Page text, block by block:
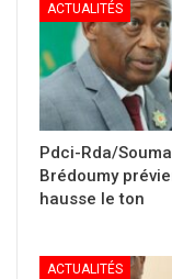
ACTUALITÉS
Pdci-Rda/
Brédoumy
hausse le ton
ACTUALITÉS